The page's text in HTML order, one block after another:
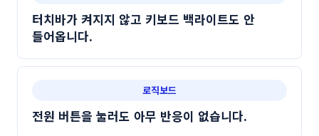
터치바가 켜지지 않고 키보드 백라이트도 안
들어옵니다.
로직보드
전원 버튼을 눌러도 아무 반응이 없습니다.